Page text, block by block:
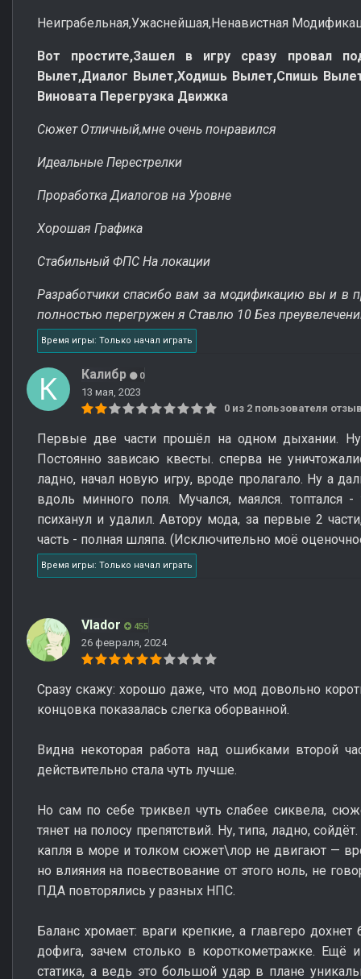
Неиграбельная,Ужаснейшая,Ненавистная
Вот простите,Зашел в игру сразу провал
Вылет,Диалог Вылет,Ходишь Вылет,Спишь
Виновата Перегрузка Движка
Сюжет Отличный,мне очень понравился
Идеальные Перестрелки
Проработка Диалогов на Уровне
Хорошая Графика
Стабильный ФПС На локации
Разработчики спасибо вам за модификацию вы и в
полностью перегружен я Ставлю 10 Без
Время игры: Только начал играть
Калибр 0
13 мая, 2023
0 из 2 пользователя
Первые две части прошёл на одном дыхании.
Постоянно зависаю квесты. сперва не
ладно, начал новую игру, вроде пролагало. Ну а
вдоль минного поля. Мучался, маялся. топтался -
психанул и удалил. Автору мода, за первые 2
часть - полная шляпа. (Исключительно моё
Время игры: Только начал играть
Vlador 455
26 февраля, 2024
Сразу скажу: хорошо даже, что мод довольно
концовка показалась слегка оборванной.
Видна некоторая работа над ошибками второй
действительно стала чуть лучше.
Но сам по себе триквел чуть слабее сиквела,
тянет на полосу препятствий. Ну, типа, ладно,
капля в море и толком сюжет\лор не двигают —
но влияния на повествование от этого ноль, не
ПДА повторялись у разных НПС.
Баланс хромает: враги крепкие, а главгеро
дофига, зачем столько в короткометражке. Ещё
статика, а ведь это большой удар в плане